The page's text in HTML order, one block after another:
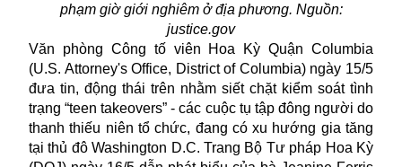
phạm giờ giới nghiêm ở địa phương. Nguồn:
justice.gov
Văn phòng Công tố viên Hoa Kỳ Quận Columbia
(U.S. Attorney's Office, District of Columbia) ngày 15/5
đưa tin, động thái trên nhằm siết chặt kiểm soát tình
trạng “teen takeovers” - các cuộc tụ tập đông người do
thanh thiếu niên tổ chức, đang có xu hướng gia tăng
tại thủ đô Washington D.C. Trang Bộ Tư pháp Hoa Kỳ